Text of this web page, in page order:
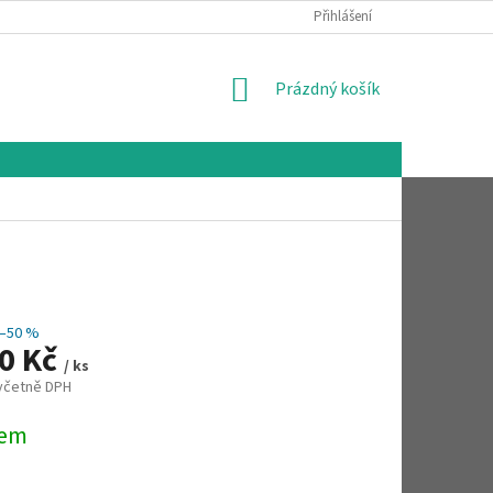
Přihlášení
NÁKUPNÍ
Prázdný košík
–50 %
Kč / ks
DPH